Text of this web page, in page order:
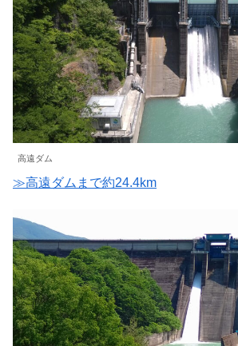
高遠ダム
≫高遠ダムまで約24.4km